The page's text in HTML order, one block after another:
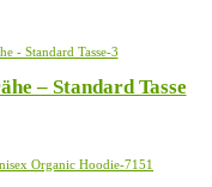
– Standard Tasse